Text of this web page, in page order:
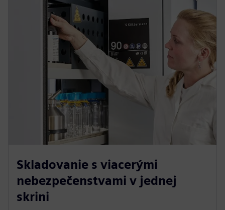
Skladovanie s viacerými
nebezpečenstvami v jednej
skrini